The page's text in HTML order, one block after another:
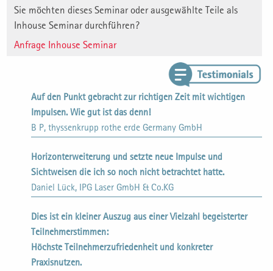
Sie möchten dieses Seminar oder ausgewählte Teile als
Inhouse Seminar durchführen?
Anfrage Inhouse Seminar
Auf den Punkt gebracht zur richtigen Zeit mit wichtigen
Impulsen. Wie gut ist das denn!
B P, thyssenkrupp rothe erde Germany GmbH
Horizonterweiterung und setzte neue Impulse und
Sichtweisen die ich so noch nicht betrachtet hatte.
Daniel Lück, IPG Laser GmbH & Co.KG
Dies ist ein kleiner Auszug aus einer Vielzahl begeisterter
Teilnehmerstimmen:
Höchste Teilnehmerzufriedenheit und konkreter
Praxisnutzen.